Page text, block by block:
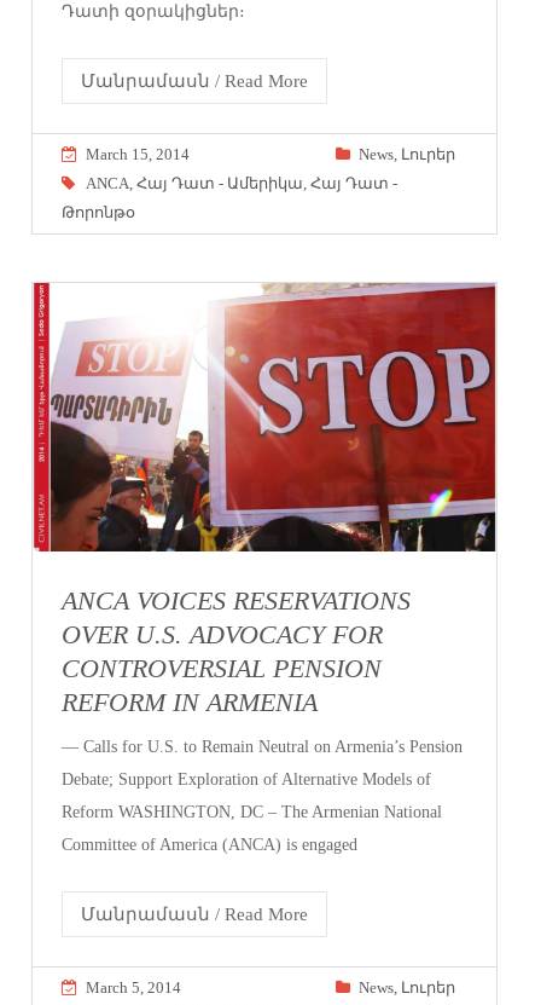
Դատի զօրակիցներ։
Մանրամասն / Read More
March 15, 2014 News, Լուրեր
ANCA ,Հայ Դատ - Ամերիկա ,Հայ Դատ -
Թորոնթօ
ANCA VOICES RESERVATIONS
OVER U.S. ADVOCACY FOR
CONTROVERSIAL PENSION
REFORM IN ARMENIA
— Calls for U.S. to Remain Neutral on Armenia’s Pension
Debate; Support Exploration of Alternative Models of
Reform WASHINGTON, DC – The Armenian National
Committee of America (ANCA) is engaged
Մանրամասն / Read More
March 5, 2014 News, Լուրեր